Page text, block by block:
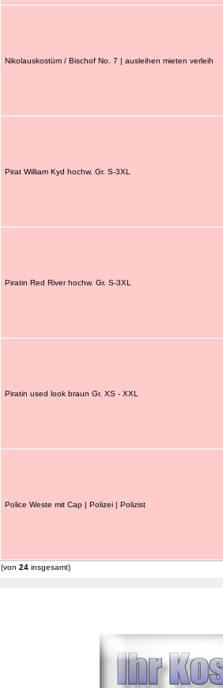
Nikolauskostüm / Bischof No. 7 | ausleihen mieten verleih
Pirat William Kyd hochw. Gr. S-3XL
Piratin Red River hochw. Gr. S-3XL
Piratin used look braun Gr. XS - XXL
Police Weste mit Cap | Polizei | Polizist
(von 24 insgesamt)